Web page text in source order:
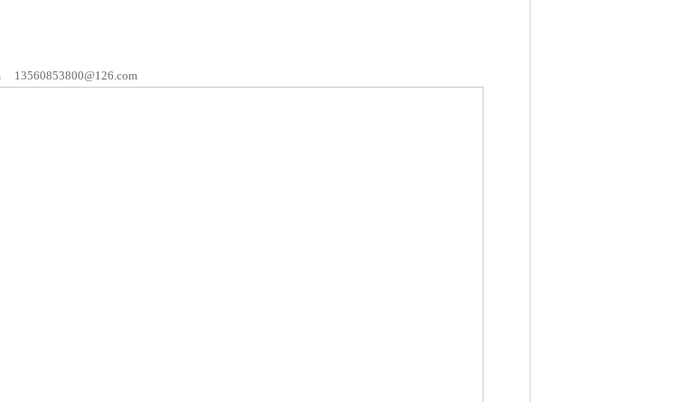
13560853800@126.com